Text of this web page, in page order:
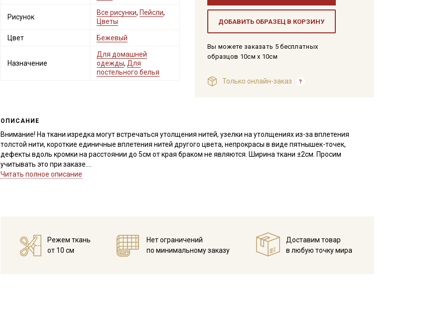
ДОБАВИТЬ ОБРАЗЕЦ В КОРЗИНУ
Вы можете заказать 5 бесплатных
образцов 10см x 10см
Только онлайн-заказ
Рисунок
Все рисунки, Пейсли,
Цветы
Цвет Бежевый
Назначение
Для домашней
одежды, Для
постельного белья
ОПИСАНИЕ
Внимание! На ткани изредка могут встречаться утолщения нитей, узелки на утолщениях из-за вплетения
толстой нити, короткие единичные вплетения нитей другого цвета, непрокрасы в виде пятнышек-точек,
дефекты вдоль кромки на расстоянии до 5см от края браком не являются. Ширина ткани ±2см. Просим
учитывать это при заказе.
бортиков в кроватку, конвертов на выписку, детских вигвамов, декоративных элементов интерьера (например,
салфеток, легких занавесок, прихваток), для пэчворка, квилтинга, скрапбукинга, используется в качестве
подкладочного материала.
Читать полное описание
Режем ткань
от 10 см
Нет ограничений
по минимальному заказу
Доставим товар
в любую точку мира